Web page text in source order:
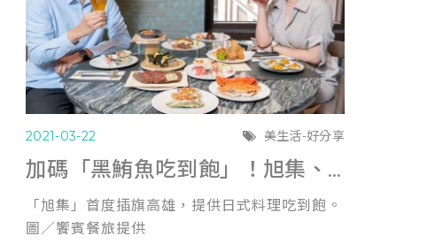
2021-03-22 美生活-好分享
加碼「黑鮪魚吃到飽」！旭集、饗泰多首登高雄義享天地 (聯合報0317)
「旭集」首度插旗高雄，提供日式料理吃到飽。
圖／饗賓餐旅提供